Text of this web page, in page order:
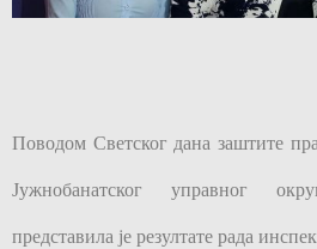
Поводом Светског дана заштите
Јужнобанатског управног
представила је резултате рада